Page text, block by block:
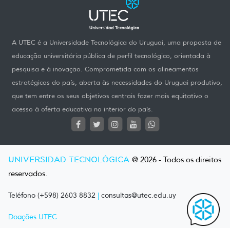
A UTEC é a Universidade Tecnológica do Uruguai, uma proposta de
educação universitária pública de perfil tecnológico, orientada à
pesquisa e à inovação. Comprometida com os alineamentos
estratégicos do país, aberta às necessidades do Uruguai produtivo,
que tem entre os seus objetivos centrais fazer mais equitativo o
acesso à oferta educativa no interior do país.
UNIVERSIDAD TECNOLÓGICA @ 2026 - Todos os direitos
reservados.
Teléfono (+598) 2603 8832 | consultas@utec.edu.uy
Doações UTEC